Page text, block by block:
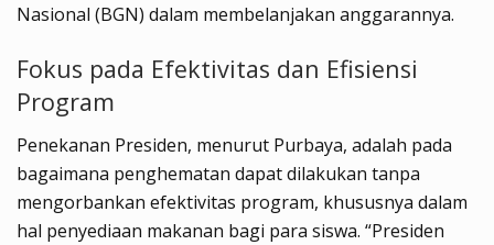
Nasional (BGN) dalam membelanjakan anggarannya.
Fokus pada Efektivitas dan Efisiensi
Program
Penekanan Presiden, menurut Purbaya, adalah pada
bagaimana penghematan dapat dilakukan tanpa
mengorbankan efektivitas program, khususnya dalam
hal penyediaan makanan bagi para siswa. “Presiden